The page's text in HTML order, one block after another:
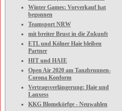
Winter Games: Vorverkauf hat
begonnen
Teamsport NRW
mit breiter Brust in die Zukunft
ETL und Kölner Haie bleiben
Partner
HIT und HAIE
Open Air 2020 am Tanzbrunnen-
Corona Konform
Vertragsverlängerung: Haie und
Lanxess
KKG Blomekörfge - Neuwahlen